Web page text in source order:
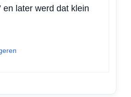
en later werd dat klein